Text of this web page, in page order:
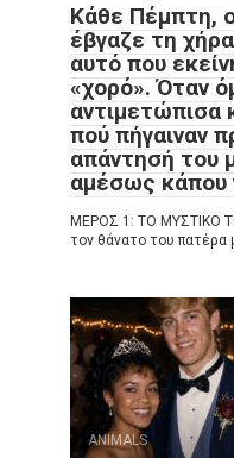
Κάθε Πέμπτη,
έβγαζε τη
αυτό που
«χορό». Όταν
αντιμετώπισα
πού πήγαιναν
απάντησή του
αμέσως κάπου
ΜΕΡΟΣ 1: ΤΟ ΜΥΣΤΙΚΟ
τον θάνατο του πατέρα
ANIMALS